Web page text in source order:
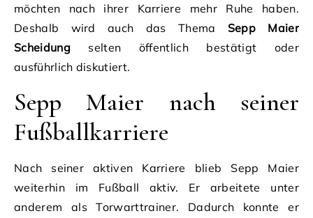
möchten nach ihrer Karriere mehr Ruhe haben.
Deshalb wird auch das Thema Sepp Maier
Scheidungselten öffentlich bestätigt oder
ausführlich diskutiert.
Sepp Maier nach seiner
Fußballkarriere
Nach seiner aktiven Karriere blieb Sepp Maier
weiterhin im Fußball aktiv. Er arbeitete unter
anderem als Torwarttrainer. Dadurch konnte er